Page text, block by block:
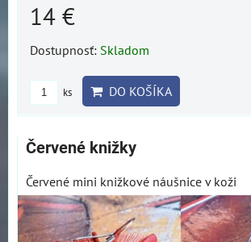
14 €
Dostupnosť: Skladom
ks DO KOŠÍKA
Červené knižky
Červené mini knižkové náušnice v koži